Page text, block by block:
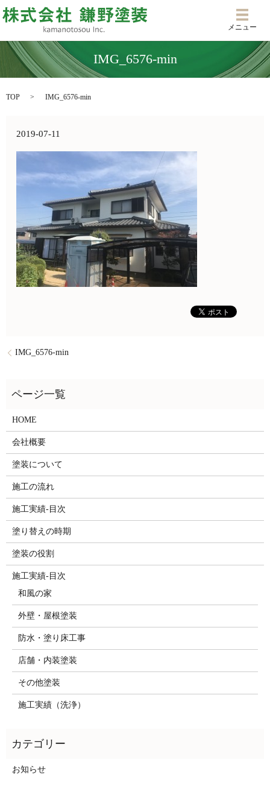
メニ
メニュー
IMG_6576-min
TOP IMG_6576-min
2019-07-11
IMG_6576-min
HOME
会社概要
塗装について
施工の流れ
施工実績-目次
塗り替えの時期
塗装の役割
施工実績-目次
和風の家
外壁・屋根塗装
防水・塗り床工事
店舗・内装塗装
その他塗装
施工実績（洗浄）
お知らせ